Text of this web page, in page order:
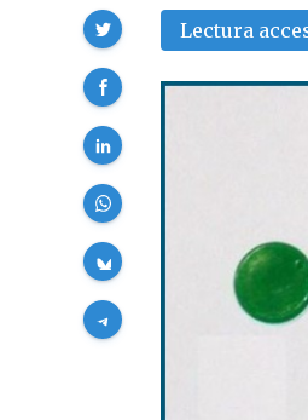
Lectura
Compartir